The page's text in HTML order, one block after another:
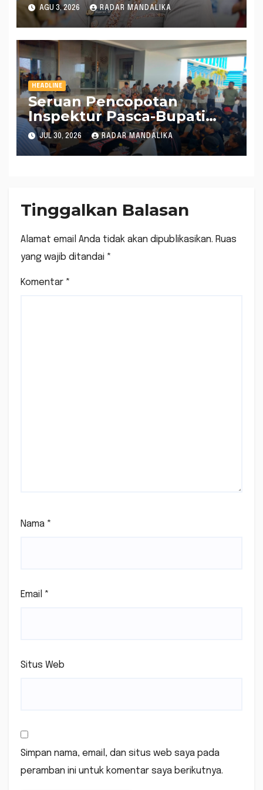
AGU 3, 2026 RADAR MANDALIKA
HEADLINE
Seruan Pencopotan
Inspektur Pasca-Bupati
Lobar OTT Kian Gencar
JUL 30, 2026 RADAR MANDALIKA
Tinggalkan Balasan
Alamat email Anda tidak akan dipublikasikan. Ruas
yang wajib ditandai *
Komentar *
Nama *
Email *
Situs Web
Simpan nama, email, dan situs web saya pada
peramban ini untuk komentar saya berikutnya.